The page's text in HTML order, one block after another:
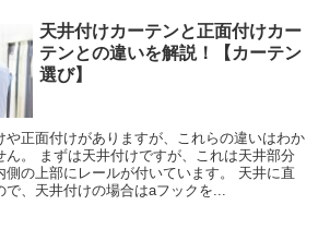
天井付けカーテンと正面付けカー
テンとの違いを解説！【カーテン
選び】
や正面付けがありますが、これらの違いはわか
ん。 まずは天井付けですが、これは天井部分
側の上部にレールが付いています。 天井に直
、天井付けの場合はaフックを...